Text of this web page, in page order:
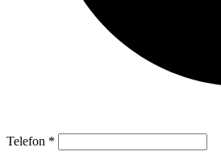
Telefon *